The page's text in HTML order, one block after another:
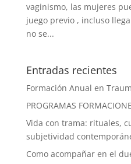
vaginismo, las mujeres
juego previo , incluso
no se...
Entradas recientes
Formación Anual en
PROGRAMAS
Vida con trama: rituales,
subjetividad
Como acompañar en el